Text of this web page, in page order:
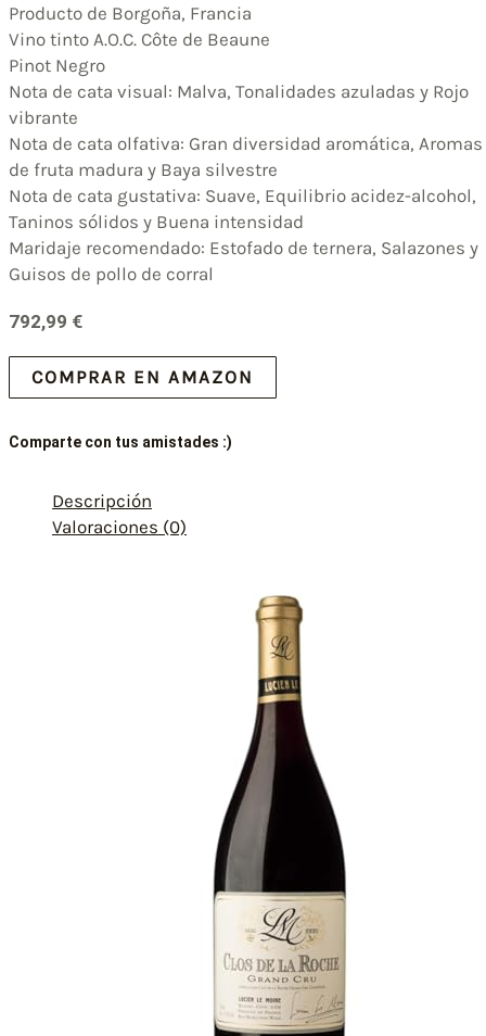
Producto de Borgoña, Francia
Vino tinto A.O.C. Côte de Beaune
Pinot Negro
Nota de cata visual: Malva, Tonalidades azuladas y Rojo
vibrante
Nota de cata olfativa: Gran diversidad aromática, Aromas
de fruta madura y Baya silvestre
Nota de cata gustativa: Suave, Equilibrio acidez-alcohol,
Taninos sólidos y Buena intensidad
Maridaje recomendado: Estofado de ternera, Salazones y
Guisos de pollo de corral
792,99 €
COMPRAR EN AMAZON
Comparte con tus amistades :)
Descripción
Valoraciones (0)